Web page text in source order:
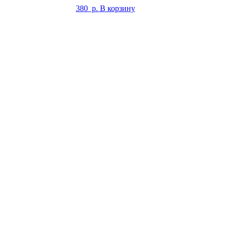
380 р. В корзину